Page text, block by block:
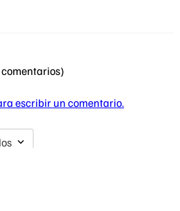
escribir un comentario.